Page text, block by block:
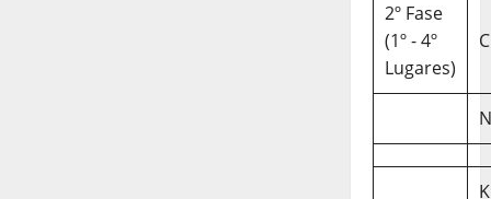
2º Fase
(1º - 4º
Lugares)